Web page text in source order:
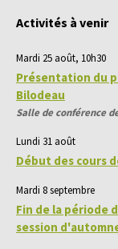
Activités à venir
Mardi 25 août, 10h30
Présentation du
Bilodeau
Salle de conférence
Lundi 31 août
Début des cours
Mardi 8 septembre
Fin de la période
session